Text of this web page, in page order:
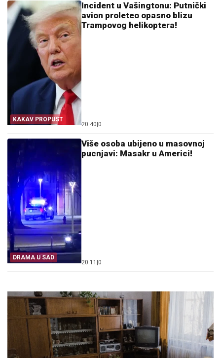
KAKAV PROPUST
Incident u Vašingtonu: Putnički
avion proleteo opasno blizu
Trampovog helikoptera!
20:40 0
DRAMA U SAD
Više osoba ubijeno u masovnoj
pucnjavi: Masakr u Americi!
20:11 0